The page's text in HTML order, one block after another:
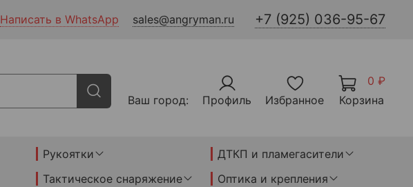
Написать в WhatsApp sales@angryman.ru +7 (925) 036-95-67
Ваш город: Профиль Избранное
0 ₽
Корзина
Рукоятки
ДТКП и пламегасители
Тактическое снаряжение
Оптика и крепления